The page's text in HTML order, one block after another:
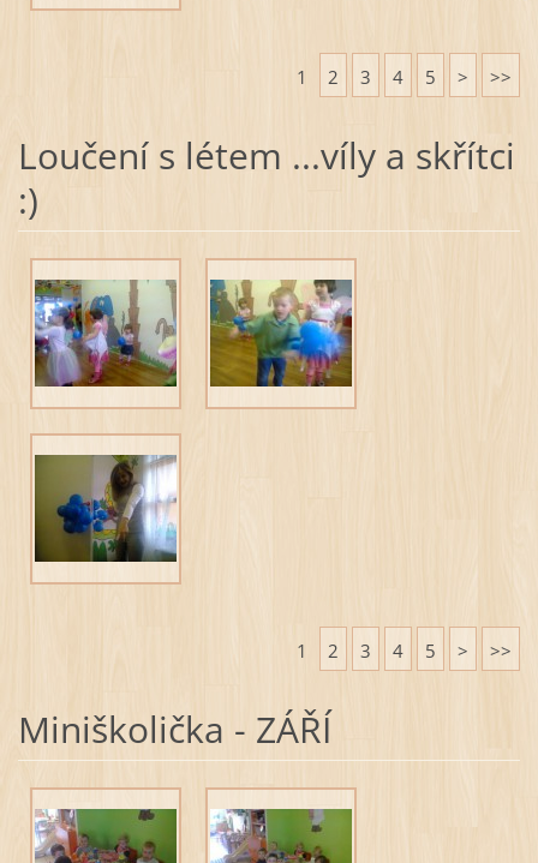
1 2 3 4 5 > >>
Loučení s létem ...víly a skřítci
:)
1 2 3 4 5 > >>
Miniškolička - ZÁŘÍ